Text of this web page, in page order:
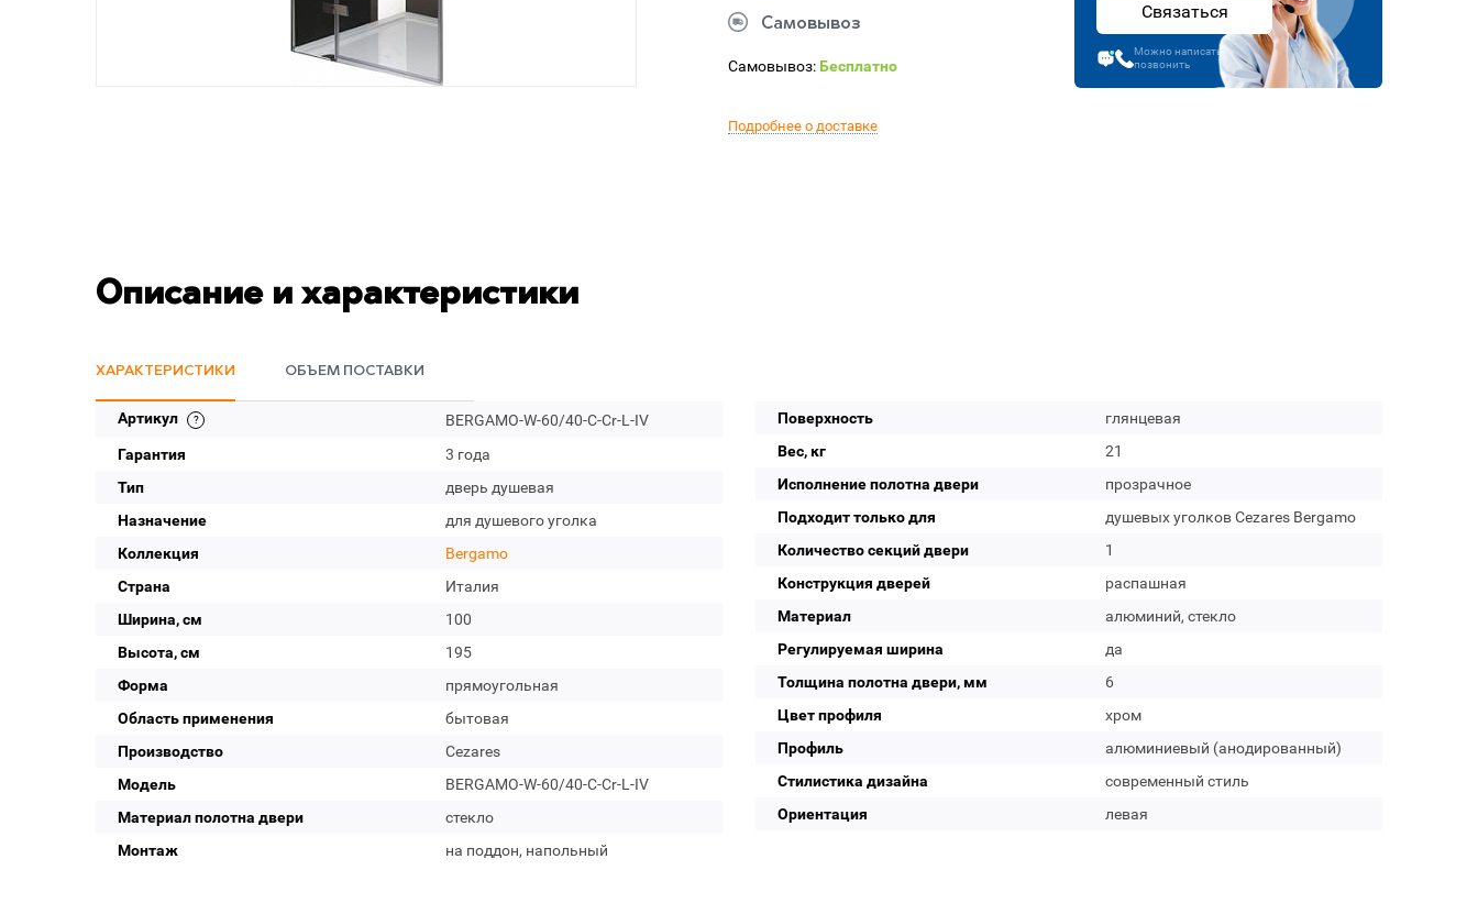
Самовывоз
Самовывоз:Бесплатно
Подробнее о доставке
Связаться
Можно написать или
позвонить
Описание и характеристики
ХАРАКТЕРИСТИКИ ОБЪЕМ ПОСТАВКИ
Артикул
BERGAMO-W-60/40-C-Cr-L-IV
Гарантия
3 года
Тип
дверь душевая
Назначение
для душевого уголка
Коллекция
Bergamo
Страна
Италия
Ширина, см
100
Высота, см
195
Форма
прямоугольная
Область применения
бытовая
Производство
Cezares
Модель
BERGAMO-W-60/40-C-Cr-L-IV
Материал полотна двери
стекло
Монтаж
на поддон, напольный
Поверхность
глянцевая
Вес, кг
21
Исполнение полотна двери
прозрачное
Подходит только для
душевых уголков Cezares Bergamo
Количество секций двери
1
Конструкция дверей
распашная
Материал
алюминий, стекло
Регулируемая ширина
да
Толщина полотна двери, мм
6
Цвет профиля
хром
Профиль
алюминиевый (анодированный)
Стилистика дизайна
современный стиль
Ориентация
левая